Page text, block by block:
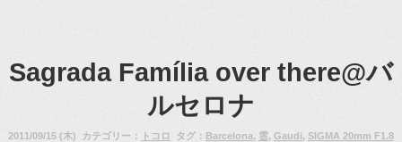
Sagrada Família over there@バ
ルセロナ
2011/09/15 (木) カテゴリー： トコロ タグ： Barcelona, 雲, Gaudi, SIGMA 20mm F1.8